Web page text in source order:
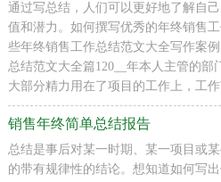
通过写总结，人们可以更好地了解自
值和潜力。如何撰写优秀的年终销售
些年终销售工作总结范文大全写作案
总结范文大全篇120__年本人主管的
大部分精力用在了项目的工作上，工
销售年终简单总结报告
总结是事后对某一时期、某一项目或
的带有规律性的结论。想知道如何写